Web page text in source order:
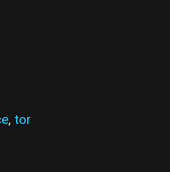
,tor